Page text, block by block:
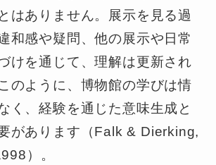
はありません。展示を見る過
和感や疑問、他の展示や日常
けを通じて、理解は更新され
のように、博物館の学びは情
く、経験を通じた意味生成と
があります（Falk & Dierking,
）。